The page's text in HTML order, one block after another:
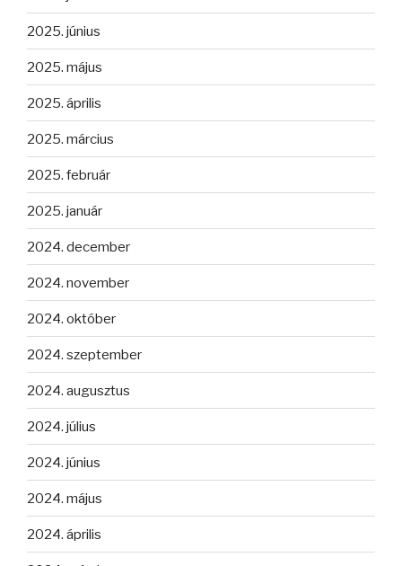
2025. június
2025. május
2025. április
2025. március
2025. február
2025. január
2024. december
2024. november
2024. október
2024. szeptember
2024. augusztus
2024. július
2024. június
2024. május
2024. április